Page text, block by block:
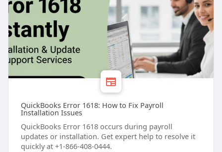
QuickBooks Error 1618: How to Fix Payroll
Installation Issues
QuickBooks Error 1618 occurs during payroll
updates or installation. Get expert help to resolve it
quickly at +1-866-408-0444.